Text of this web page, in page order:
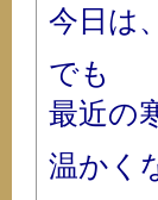
今日は
でも
最近の
温かく